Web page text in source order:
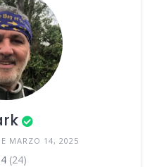
MARZO 14, 2025
(24)